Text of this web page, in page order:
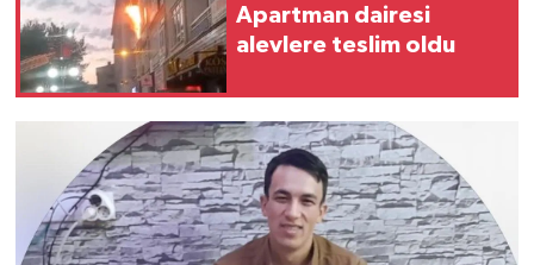
Apartman dairesi
alevlere teslim oldu